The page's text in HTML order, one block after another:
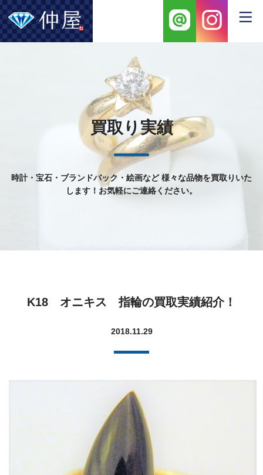
買取り実績
時計・宝石・ブランドバック・絵画など様々な品物を買取りいた
します！お気軽にご連絡ください。
K18 オニキス 指輪の買取実績紹介！
2018.11.29